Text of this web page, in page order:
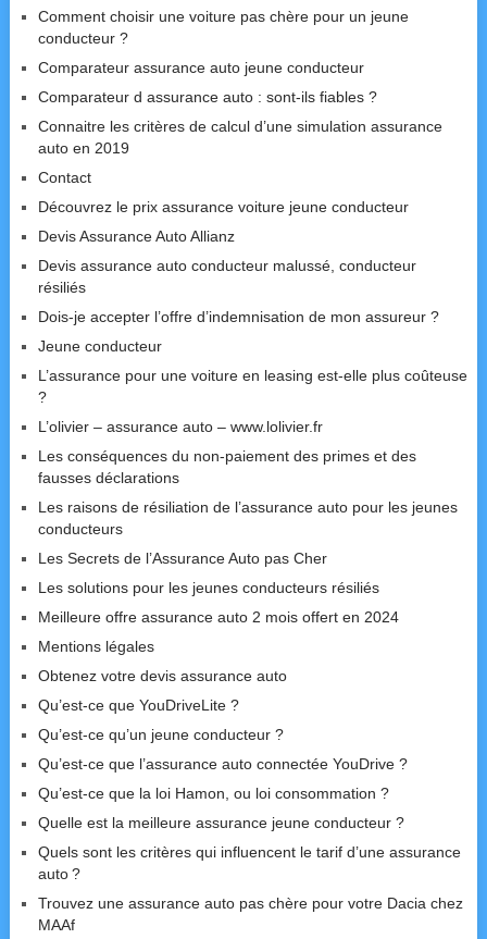
Comment choisir une voiture pas chère pour un jeune
conducteur ?
Comparateur assurance auto jeune conducteur
Comparateur d assurance auto : sont-ils fiables ?
Connaitre les critères de calcul d’une simulation assurance
auto en 2019
Contact
Découvrez le prix assurance voiture jeune conducteur
Devis Assurance Auto Allianz
Devis assurance auto conducteur malussé, conducteur
résiliés
Dois-je accepter l’offre d’indemnisation de mon assureur ?
Jeune conducteur
L’assurance pour une voiture en leasing est-elle plus coûteuse
?
L’olivier – assurance auto – www.lolivier.fr
Les conséquences du non-paiement des primes et des
fausses déclarations
Les raisons de résiliation de l’assurance auto pour les jeunes
conducteurs
Les Secrets de l’Assurance Auto pas Cher
Les solutions pour les jeunes conducteurs résiliés
Meilleure offre assurance auto 2 mois offert en 2024
Mentions légales
Obtenez votre devis assurance auto
Qu’est-ce que YouDriveLite ?
Qu’est-ce qu’un jeune conducteur ?
Qu’est-ce que l’assurance auto connectée YouDrive ?
Qu’est-ce que la loi Hamon, ou loi consommation ?
Quelle est la meilleure assurance jeune conducteur ?
Quels sont les critères qui influencent le tarif d’une assurance
auto ?
Trouvez une assurance auto pas chère pour votre Dacia chez
MAAf